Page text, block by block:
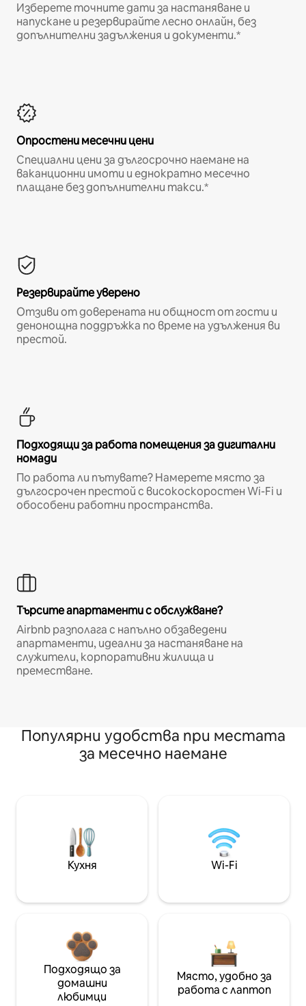
Изберете точните дати за настаняване и
напускане и резервирайте лесно онлайн, без
допълнителни задължения и документи.*
Опростени месечни цени
Специални цени за дългосрочно наемане на
ваканционни имоти и еднократно месечно
плащане без допълнителни такси.*
Резервирайте уверено
Отзиви от доверената ни общност от гости и
денонощна поддръжка по време на удължения ви
престой.
Подходящи за работа помещения за дигитални
номади
По работа ли пътувате? Намерете място за
дългосрочен престой с високоскоростен Wi-Fi и
обособени работни пространства.
Търсите апартаменти с обслужване?
Airbnb разполага с напълно обзаведени
апартаменти, идеални за настаняване на
служители, корпоративни жилища и
преместване.
Популярни удобства при местата
за месечно наемане
Кухня Wi-Fi
Подходящо за
домашни
любимци
Място, удобно за
работа с лаптоп